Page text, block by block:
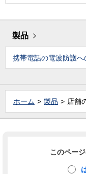
製品
携帯電話の電波防護
ホーム 製品 店舗
このペー